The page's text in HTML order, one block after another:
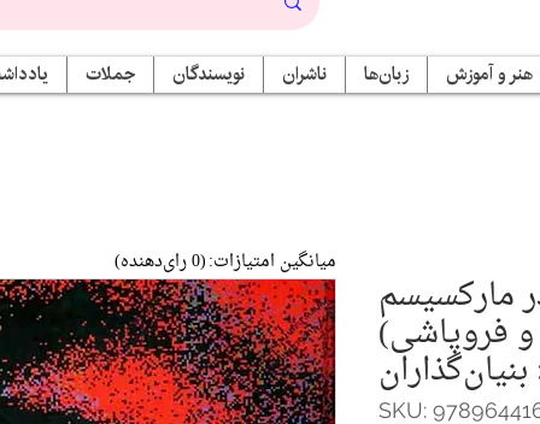
هنر و آموزش زبان‌ها ناشران نویسندگان جملات
مارکسیسم
فروپاشی)
SKU:
میانگین امتیازات:(0 رای‌دهنده)